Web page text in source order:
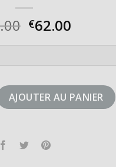
€62.00
bold
AJOUTER AU PANIER